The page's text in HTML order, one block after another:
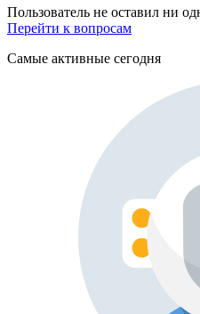
Пользователь не оставил ни
Перейти к вопросам
Самые активные сегодня